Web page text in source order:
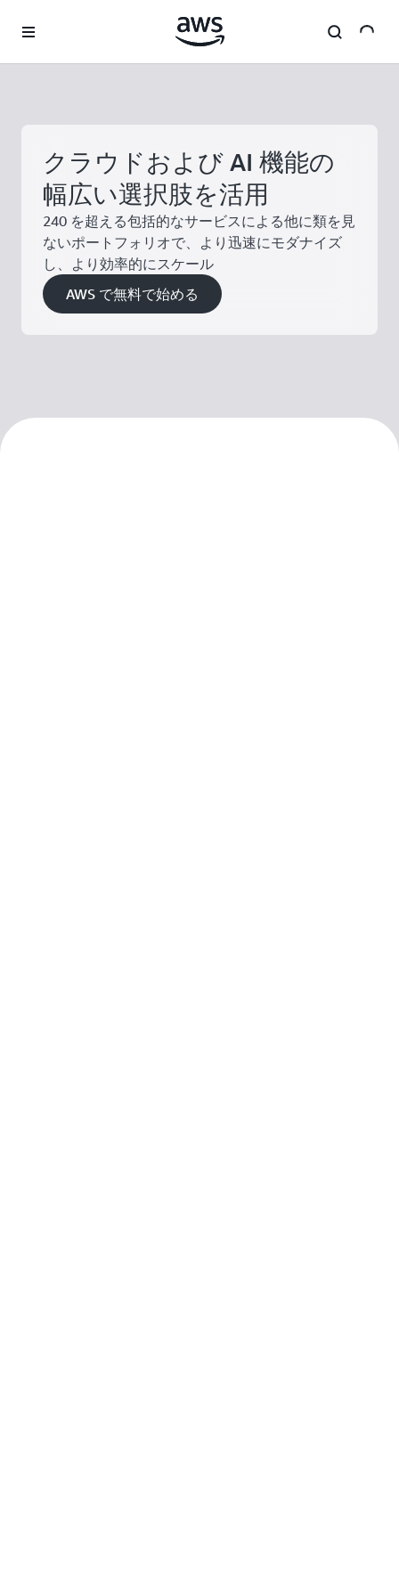
クラウドおよび AI 機能の
幅広い選択肢を活用
240 を超える包括的なサービスによる他に類を見
ないポートフォリオで、より迅速にモダナイズ
し、より効率的にスケール
AWS で無料で始める